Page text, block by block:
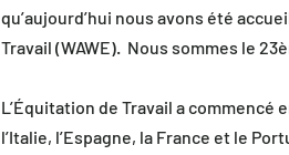
qu’aujourd’hui nous avons été
Travail (WAWE).  Nous sommes le
L’Équitation de Travail a commencé
l’Italie, l’Espagne, la France et le